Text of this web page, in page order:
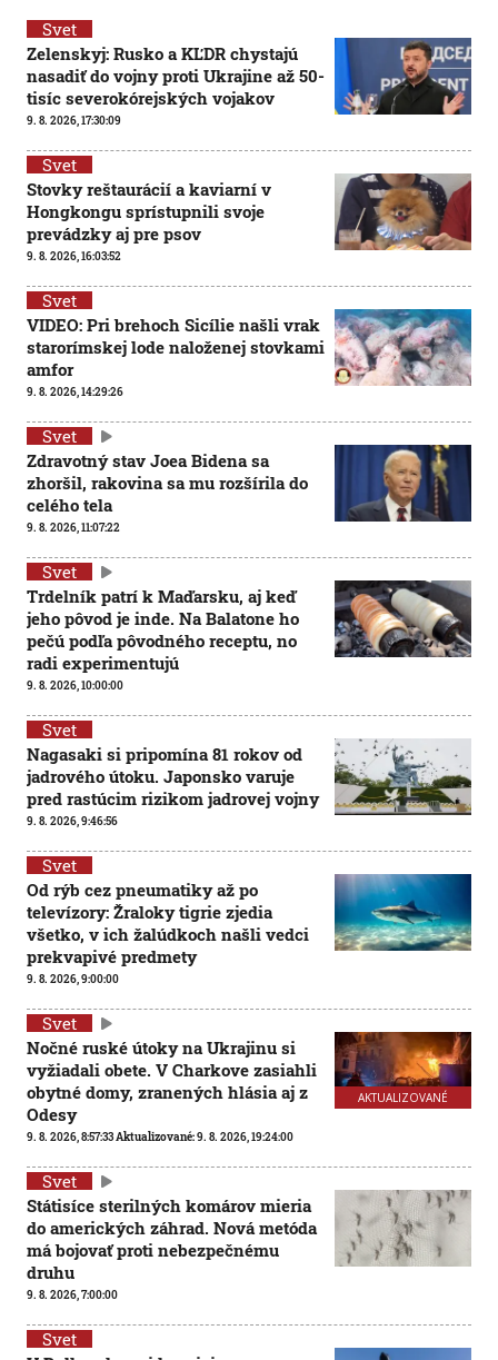
Svet
Zelenskyj: Rusko a KĽDR chystajú
nasadiť do vojny proti Ukrajine až 50-
tisíc severokórejských vojakov
9. 8. 2026, 17:30:09
Svet
Stovky reštaurácií a kaviarní v
Hongkongu sprístupnili svoje
prevádzky aj pre psov
9. 8. 2026, 16:03:52
Svet
VIDEO: Pri brehoch Sicílie našli vrak
starorímskej lode naloženej stovkami
amfor
9. 8. 2026, 14:29:26
Svet
Zdravotný stav Joea Bidena sa
zhoršil, rakovina sa mu rozšírila do
celého tela
9. 8. 2026, 11:07:22
Svet
Trdelník patrí k Maďarsku, aj keď
jeho pôvod je inde. Na Balatone ho
pečú podľa pôvodného receptu, no
radi experimentujú
9. 8. 2026, 10:00:00
Svet
Nagasaki si pripomína 81 rokov od
jadrového útoku. Japonsko varuje
pred rastúcim rizikom jadrovej vojny
9. 8. 2026, 9:46:56
Svet
Od rýb cez pneumatiky až po
televízory: Žraloky tigrie zjedia
všetko, v ich žalúdkoch našli vedci
prekvapivé predmety
9. 8. 2026, 9:00:00
AKTUALIZOVANÉ
Svet
Nočné ruské útoky na Ukrajinu si
vyžiadali obete. V Charkove zasiahli
obytné domy, zranených hlásia aj z
Odesy
9. 8. 2026, 8:57:33Aktualizované:9. 8. 2026, 19:24:00
Svet
Státisíce sterilných komárov mieria
do amerických záhrad. Nová metóda
má bojovať proti nebezpečnému
druhu
9. 8. 2026, 7:00:00
Svet